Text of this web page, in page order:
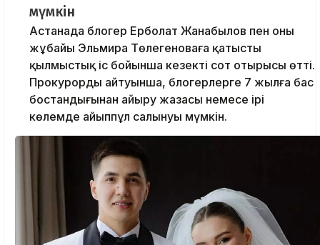
мүмкін
Астанада блогер Ерболат Жанабылов пен оның
жұбайы Эльмира Төлегеноваға қатысты
қылмыстық іс бойынша кезекті сот отырысы өтті.
Прокурордың айтуынша, блогерлерге 7 жылға бас
бостандығынан айыру жазасы немесе ірі
көлемде айыппұл салынуы мүмкін.